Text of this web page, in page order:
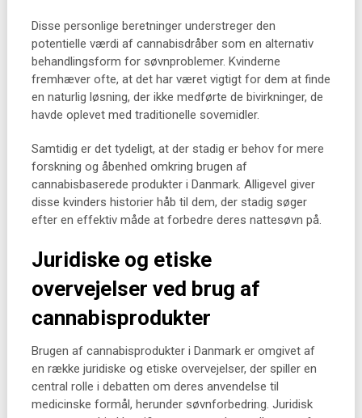
Disse personlige beretninger understreger den
potentielle værdi af cannabisdråber som en alternativ
behandlingsform for søvnproblemer. Kvinderne
fremhæver ofte, at det har været vigtigt for dem at finde
en naturlig løsning, der ikke medførte de bivirkninger, de
havde oplevet med traditionelle sovemidler.
Samtidig er det tydeligt, at der stadig er behov for mere
forskning og åbenhed omkring brugen af
cannabisbaserede produkter i Danmark. Alligevel giver
disse kvinders historier håb til dem, der stadig søger
efter en effektiv måde at forbedre deres nattesøvn på.
Juridiske og etiske
overvejelser ved brug af
cannabisprodukter
Brugen af cannabisprodukter i Danmark er omgivet af
en række juridiske og etiske overvejelser, der spiller en
central rolle i debatten om deres anvendelse til
medicinske formål, herunder søvnforbedring. Juridisk